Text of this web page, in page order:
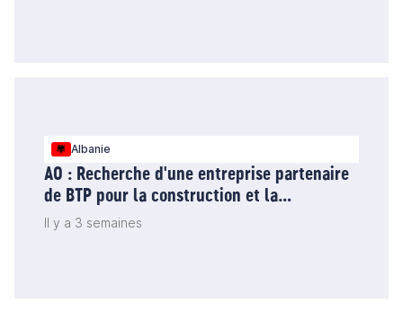
Albanie
AO : Recherche d'une entreprise partenaire
de BTP pour la construction et la
réhabilitation de deux ponts en Albanie
Il y a 3 semaines